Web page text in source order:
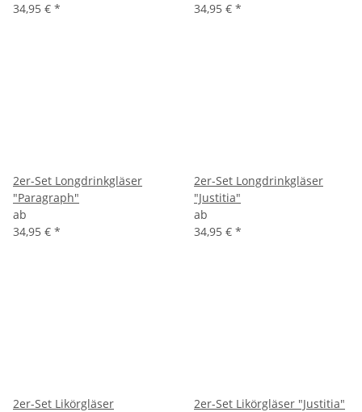
34,95 € *
34,95 € *
2er-Set Longdrinkgläser
"Paragraph"
ab
34,95 € *
2er-Set Longdrinkgläser
"Justitia"
ab
34,95 € *
2er-Set Likörgläser
2er-Set Likörgläser "Justitia"